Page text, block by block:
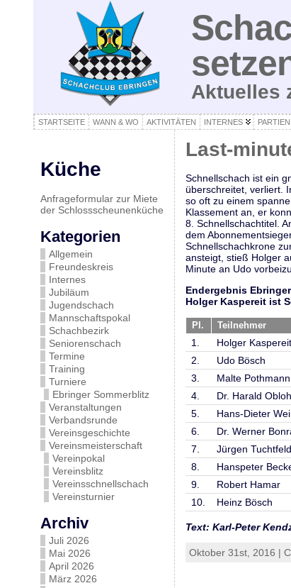
Aktuelles
STARTSEITE WANN & WO AKTIVITÄTEN INTERNES PARTIEN
Küche
Anfrageformular zur Miete
der Schlossscheunenküche
Kategorien
Allgemein
Freundeskreis
Internes
Jubiläum
Jugendschach
Mannschaftspokal
Schachbezirk
Seniorenschach
Termine
Training
Turniere
Ebringer Sommerblitz
Veranstaltungen
Verbandsrunde
Vereinsgeschichte
Vereinsmeisterschaft
Vereinpokal
Vereinsblitz
Vereinsschnellschach
Vereinsturnier
Archiv
Juli 2026
Mai 2026
April 2026
März 2026
Last-
Schnellschach ist ein
überschreitet, verliert.
so oft zu einem
Klassement an, er
8. Schnellschachtitel.
dem
Schnellschachkrone
ansteigt, stieß Holger
Minute an Udo
Endergebnis
Holger Kaspereit ist
Pl. Teilnehmer
1. Holger Kaspereit
2.
Udo Bösch
3.
Malte Pothmann
4.
Dr. Harald Obloh
5.
Hans-Dieter
6.
Dr. Werner
7.
Jürgen Tuchtfeld
8.
Hanspeter
9.
Robert Hamar
10.
Heinz Bösch
Text: Karl-Peter
Oktober 31st, 2016 |